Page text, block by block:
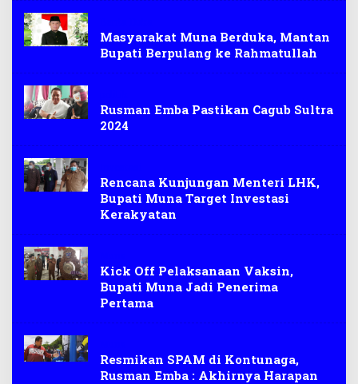
Masyarakat Muna Berduka, Mantan
Bupati Berpulang ke Rahmatullah
Rusman Emba Pastikan Cagub Sultra
2024
Rencana Kunjungan Menteri LHK,
Bupati Muna Target Investasi
Kerakyatan
Kick Off Pelaksanaan Vaksin,
Bupati Muna Jadi Penerima
Pertama
Resmikan SPAM di Kontunaga,
Rusman Emba : Akhirnya Harapan